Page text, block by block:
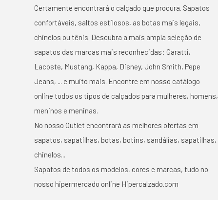
Certamente encontrará o calçado que procura. Sapatos
confortáveis, saltos estilosos, as botas mais legais,
chinelos ou tênis. Descubra a mais ampla seleção de
sapatos das marcas mais reconhecidas: Garatti,
Lacoste, Mustang, Kappa, Disney, John Smith, Pepe
Jeans, ... e muito mais. Encontre em nosso catálogo
online todos os tipos de calçados para mulheres, homens,
meninos e meninas.
No nosso Outlet encontrará as melhores ofertas em
sapatos, sapatilhas, botas, botins, sandálias, sapatilhas,
chinelos...
Sapatos de todos os modelos, cores e marcas, tudo no
nosso hipermercado online Hipercalzado.com